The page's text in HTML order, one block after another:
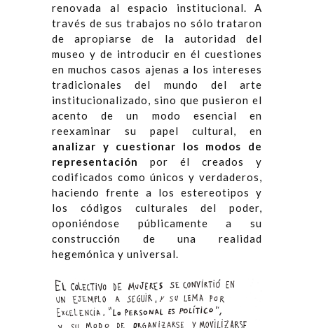
renovada al espacio institucional. A
través de sus trabajos no sólo trataron
de apropiarse de la autoridad del
museo y de introducir en él cuestiones
en muchos casos ajenas a los intereses
tradicionales del mundo del arte
institucionalizado, sino que pusieron el
acento de un modo esencial en
reexaminar su papel cultural, en
analizar y cuestionar los modos de
representación
por él creados y
codificados como únicos y verdaderos,
haciendo frente a los estereotipos y
los códigos culturales del poder,
oponiéndose públicamente a su
construcción de una realidad
hegemónica y universal.